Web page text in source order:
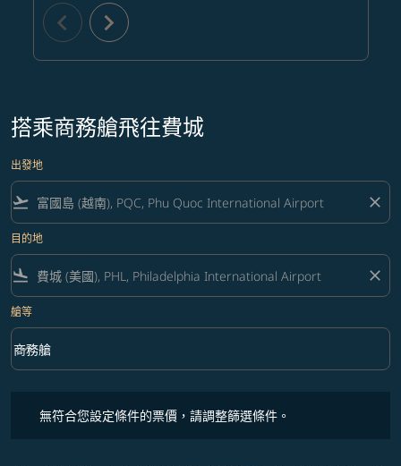
chevron_left chevron_right
搭乘商務艙飛往費城
出發地
flight_takeoff close
目的地
flight_land close
艙等
艙等 option 商務艙 Selected
商務艙
keyboard_arrow_down
無符合您設定條件的票價，請調整篩選條件。